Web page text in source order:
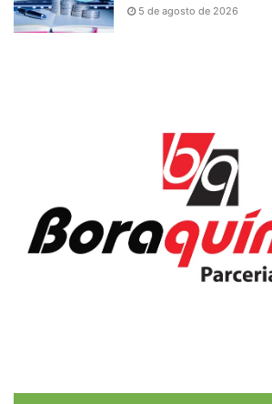
5 de agosto de 2026